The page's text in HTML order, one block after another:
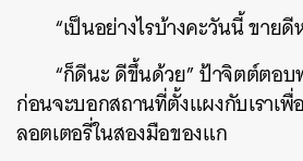
“เป็นอย่างไรบ้างคะวันนี้ ขายดี
“ก็ดีนะ ดีขึ้นด้วย” ป้าจิตต์ตอ
ก่อนจะบอกสถานที่ตั้งแผงกับเราเพื่
ลอตเตอรี่ในสองมือของแก